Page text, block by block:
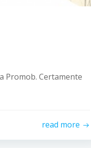
Promob. Certamente
read more